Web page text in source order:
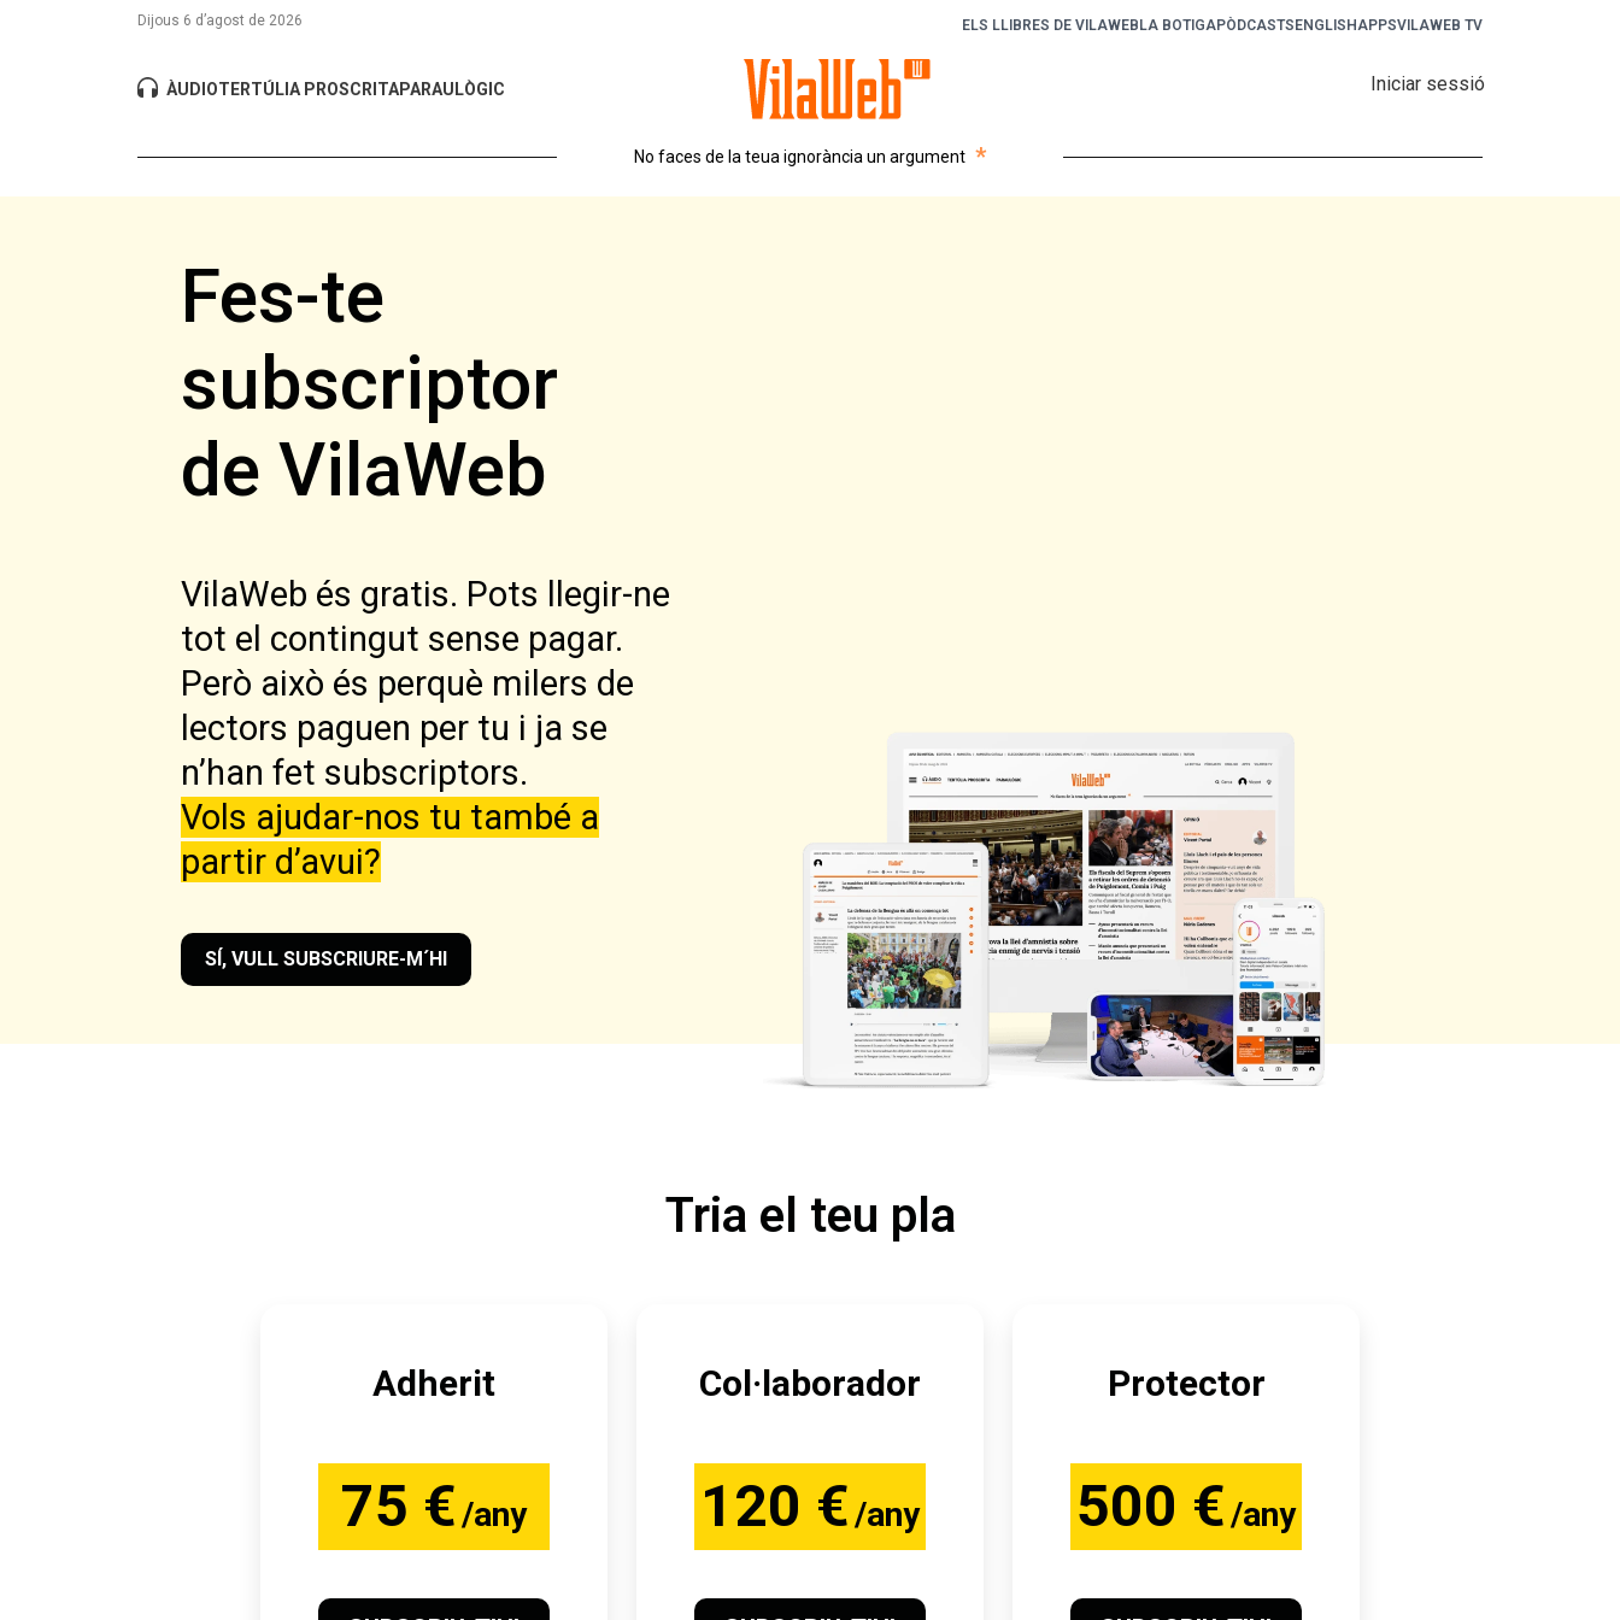
Dijous 6 d’agost de 2026 ELS LLIBRES DE VILAWEB LA BOTIGAPÒDCASTS ENGLISHAPPSVILAWEB TV
ÀUDIOTERTÚLIA PROSCRITAPARAULÒGIC
No faces de la teua ignorància un argument *
Iniciar sessió
Fes-te
subscriptor
de VilaWeb
VilaWeb és gratis. Pots llegir-ne
tot el contingut sense pagar.
Però això és perquè milers de
lectors paguen per tu i ja se
n’han fet subscriptors.
Vols ajudar-nos tu també a
partir d’avui?
SÍ, VULL SUBSCRIURE-M´HI
Tria el teu pla
Adherit
75 €/any
Col·laborador
120 €/any
Protector
500 €/any